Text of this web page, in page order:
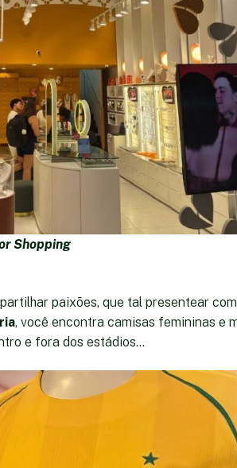
Shopping
paixões, que tal presentear
, você encontra camisas femininas e
e fora dos estádios...